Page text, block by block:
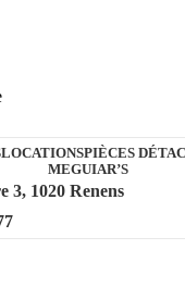
LOCATIONSPIÈCES
MEGUIAR’S
3, 1020 Renens